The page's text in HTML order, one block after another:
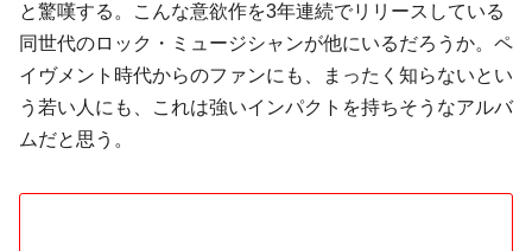
と驚嘆する。こんな意欲作を3年連続でリリースしている
同世代のロック・ミュージシャンが他にいるだろうか。ペ
イヴメント時代からのファンにも、まったく知らないとい
う若い人にも、これは強いインパクトを持ちそうなアルバ
ムだと思う。